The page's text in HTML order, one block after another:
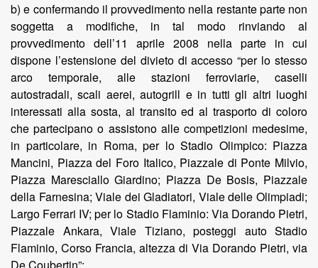
b) e confermando il provvedimento nella restante parte non
soggetta a modifiche, in tal modo rinviando al
provvedimento dell’11 aprile 2008 nella parte in cui
dispone l’estensione del divieto di accesso “per lo stesso
arco temporale, alle stazioni ferroviarie, caselli
autostradali, scali aerei, autogrill e in tutti gli altri luoghi
interessati alla sosta, al transito ed al trasporto di coloro
che partecipano o assistono alle competizioni medesime,
in particolare, in Roma, per lo Stadio Olimpico: Piazza
Mancini, Piazza del Foro Italico, Piazzale di Ponte Milvio,
Piazza Maresciallo Giardino; Piazza De Bosis, Piazzale
della Farnesina; Viale dei Gladiatori, Viale delle Olimpiadi;
Largo Ferrari IV; per lo Stadio Flaminio: Via Dorando Pietri,
Piazzale Ankara, Viale Tiziano, posteggi auto Stadio
Flaminio, Corso Francia, altezza di Via Dorando Pietri, via